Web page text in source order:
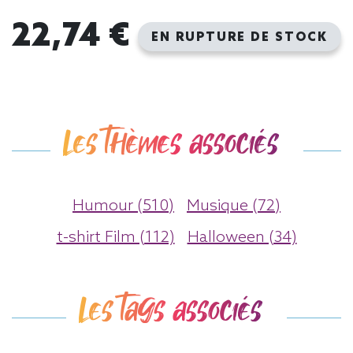
22,74 € EN RUPTURE DE STOCK
Les thèmes associés
Humour (510)
Musique (72)
t-shirt Film (112)
Halloween (34)
Les tags associés